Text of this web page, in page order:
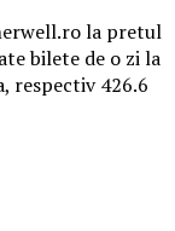
la pretul
bilete de o zi la
respectiv 426.6